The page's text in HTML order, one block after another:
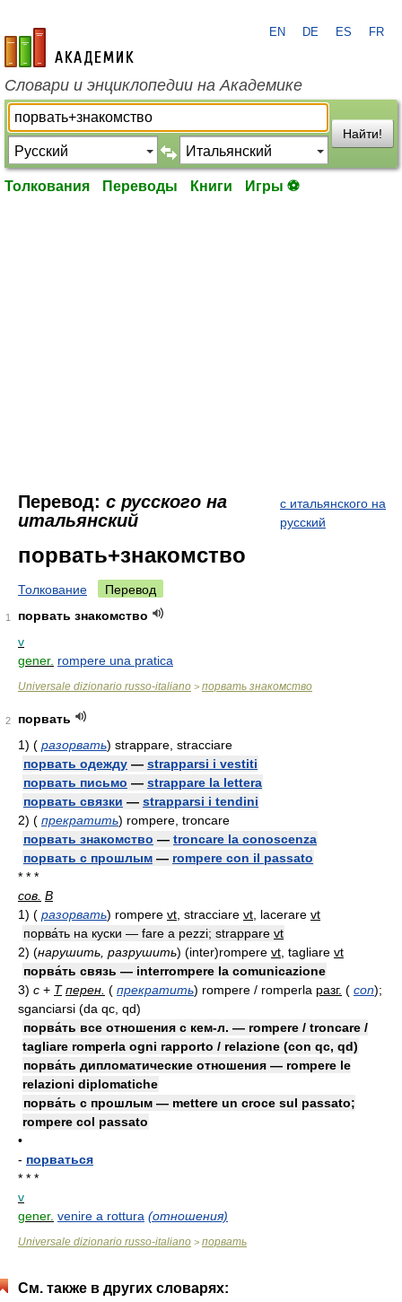
academic.ru
EN DE ES FR
Словари и энциклопедии на Академике
Найти!
Толкования Переводы Книги Игры ⚽
Перевод: с русского на
итальянский
с итальянского на
русский
порвать+знакомство
Толкование Перевод
1
порвать знакомство
v
gener. rompere una pratica
Universale dizionario russo-italiano > порвать знакомство
2
порвать
1) ( разорвать) strappare, stracciare
порвать одежду — strapparsi i vestiti
порвать письмо — strappare la lettera
порвать связки — strapparsi i tendini
2) ( прекратить) rompere, troncare
порвать знакомство — troncare la conoscenza
порвать с прошлым — rompere con il passato
* * *
сов. В
1) ( разорвать) rompere vt , stracciare vt , lacerare vt
порва́ть на куски — fare a pezzi; strappare vt
2) (нарушить, разрушить) (inter)rompere vt , tagliare vt
порва́ть связь — interrompere la comunicazione
3) с + Т перен. ( прекратить) rompere / romperla разг. ( con);
sganciarsi (da qc, qd)
порва́ть все отношения с кем-л. — rompere / troncare /
tagliare romperla ogni rapporto / relazione (con qc, qd)
порва́ть дипломатические отношения — rompere le
relazioni diplomatiche
порва́ть с прошлым — mettere un croce sul passato;
rompere col passato
•
- порваться
* * *
v
gener. venire a rottura (отношения)
Universale dizionario russo-italiano > порвать
См. также в других словарях: